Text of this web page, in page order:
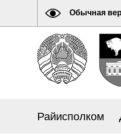
Обычная
Райисполком